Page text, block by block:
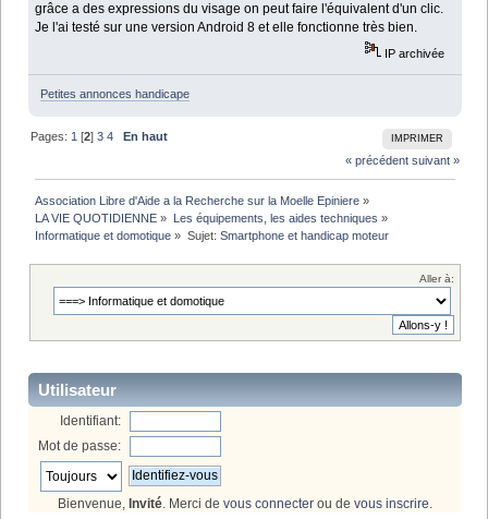
grâce a des expressions du visage on peut faire l'équivalent d'un clic.
Je l'ai testé sur une version Android 8 et elle fonctionne très bien.
IP archivée
Petites annonces handicape
IMPRIMER
Pages:1 [2]3 4
En haut
« précédent suivant »
Association Libre d'Aide a la Recherche sur la Moelle Epiniere »
LA VIE QUOTIDIENNE » Les équipements, les aides techniques »
Informatique et domotique » Sujet: Smartphone et handicap moteur
Aller à:
Utilisateur
Identifiant:
Mot de passe:
Bienvenue, Invité. Merci de vous connecter ou de vous inscrire.